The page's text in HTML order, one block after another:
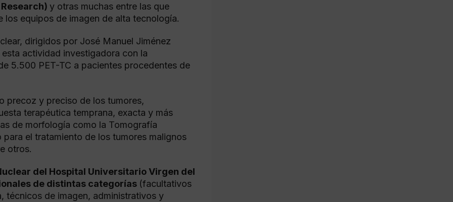
y otras muchas entre las que
equipos de imagen de alta tecnología.
dirigidos por José Manuel Jiménez
actividad investigadora con la
5.500 PET-TC a pacientes procedentes de
precoz y preciso de los tumores,
terapéutica temprana, exacta y más
de morfología como la Tomografía
el tratamiento de los tumores malignos
otros.
del Hospital Universitario Virgen del
de distintas categorías (facultativos
técnicos de imagen, administrativos y